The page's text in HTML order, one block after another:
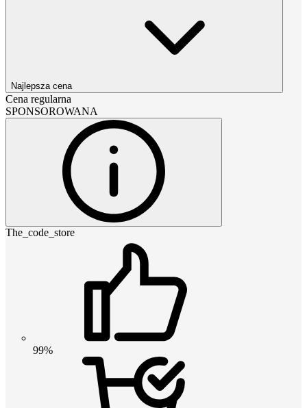
Najlepsza cena
Cena regularna
SPONSOROWANA
The_code_store
99%